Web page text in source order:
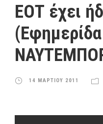
ΕΟΤ έχει
(Εφημερίδα
14 ΜΑΡΤΙΟΥ 2011